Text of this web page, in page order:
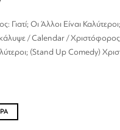
Γιατί; Οι Άλλοι Είναι
/ Calendar / Χριστόφορος
(Stand Up Comedy)